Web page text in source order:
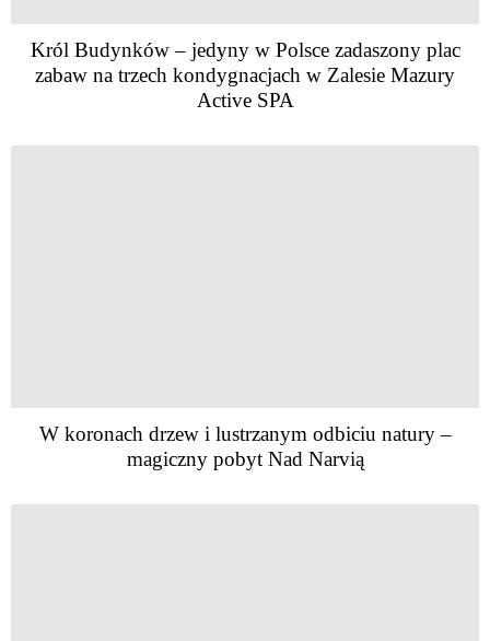
Król Budynków – jedyny w Polsce zadaszony plac
zabaw na trzech kondygnacjach w Zalesie Mazury
Active SPA
W koronach drzew i lustrzanym odbiciu natury –
magiczny pobyt Nad Narvią